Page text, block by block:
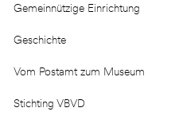
Gemeinnützige Einrichtung
Geschichte
Vom Postamt zum Museum
Stichting VBVD